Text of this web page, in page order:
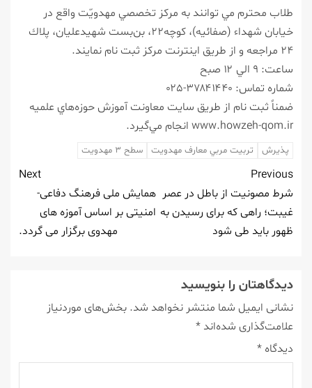
طلاب محترم مي توانند به مركز تخصصي مهدويّت واقع در
خيابان شهداء (صفائيه)، كوچه۲۲، بن‌بست شهيدعليان، پلاك
۲۴ مراجعه و از طريق اينترنت مركز ثبت نام نمايند.
ساعت: ۹ الي ۱۲ صبح
شماره تماس: ۳۷۸۴۱۴۴۰-۰۲۵
ضمناً ثبت نام از طريق سايت معاونت آموزش حوزه‌هاي علميه
www.howzeh-qom.ir انجام مي‌گيرد.
پذیرش تربيت مربي معارف مهدويت سطح ۳ مهدویت
Previous
شرط مصونیت از باطل در عصر
غیبت؛ راهی كه برای رسیدن به
ظهور باید طی شود
Next
همایش ملی فرهنگ دفاعی-
امنیتی بر اساس آموزه های
مهدوی برگزار می گردد.
دیدگاهتان را بنویسید
نشانی ایمیل شما منتشر نخواهد شد. بخش‌های موردنیاز
علامت‌گذاری شده‌اند *
دیدگاه *